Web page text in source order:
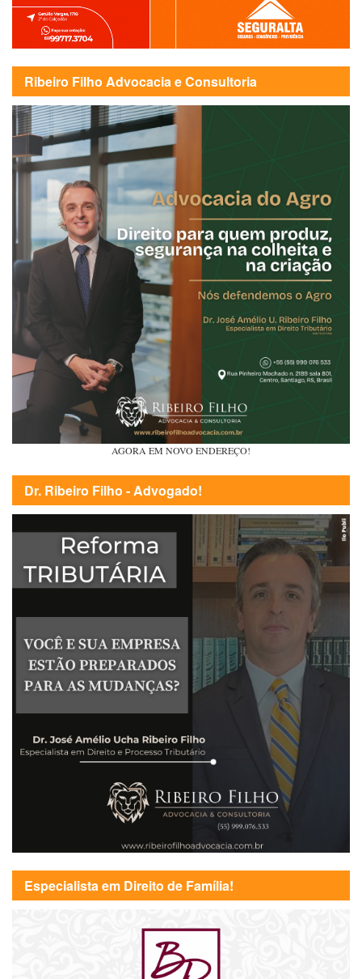
Ribeiro Filho Advocacia e Consultoria
AGORA EM NOVO ENDEREÇO!
Dr. Ribeiro Filho - Advogado!
Especialista em Direito de Família!